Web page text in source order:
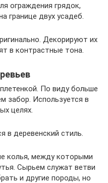
ограждения грядок,
границе двух усадеб.
Декорируют их
в контрастные тона.
По виду больше
забор. Используется в
целях.
в деревенский стиль.
колья, между которыми
Сырьем служат ветви
и другие породы, но